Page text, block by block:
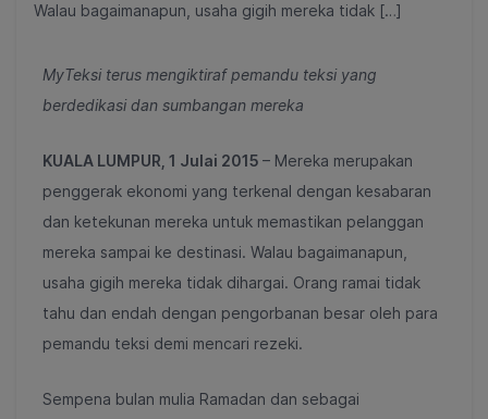
Walau bagaimanapun, usaha gigih mereka tidak […]
MyTeksi terus mengiktiraf pemandu teksi yang
berdedikasi dan sumbangan mereka
KUALA LUMPUR, 1 Julai 2015 – Mereka merupakan
penggerak ekonomi yang terkenal dengan kesabaran
dan ketekunan mereka untuk memastikan pelanggan
mereka sampai ke destinasi. Walau bagaimanapun,
usaha gigih mereka tidak dihargai. Orang ramai tidak
tahu dan endah dengan pengorbanan besar oleh para
pemandu teksi demi mencari rezeki.
Sempena bulan mulia Ramadan dan sebagai